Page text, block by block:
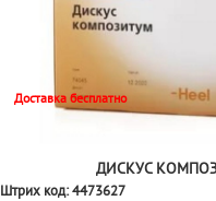
ДИСКУС
Штрих код:4473627
Доставка бесплатно